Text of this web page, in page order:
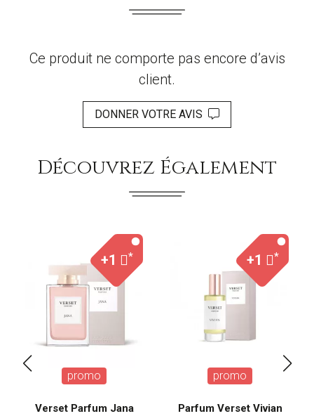
Ce produit ne comporte pas encore d’avis
client.
DONNER VOTRE AVIS
Découvrez Également
+1 *
promo
Verset Parfum Jana
+1 *
promo
Parfum Verset Vivian